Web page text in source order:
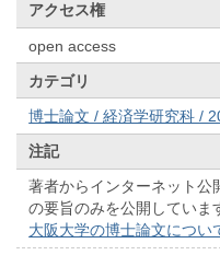
アクセス権
open access
カテゴリ
博士論文 / 経済学研究科 /
注記
著者からインターネット公
の要旨のみを公開していま
大阪大学の博士論文につい